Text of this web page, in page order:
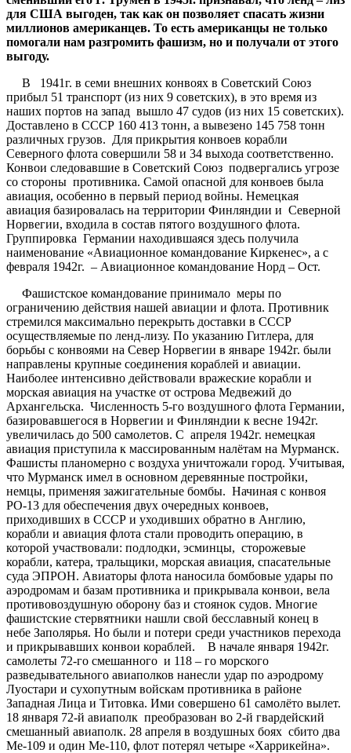
для США выгоден, так как он позволяет спасать жизни
миллионов американцев. То есть американцы не только
помогали нам разгромить фашизм, но и получали от этого
выгоду.
В 1941г. в семи внешних конвоях в Советский Союз
прибыл 51 транспорт (из них 9 советских), в это время из
наших портов на запад вышло 47 судов (из них 15 советских).
Доставлено в СССР 160 413 тонн, а вывезено 145 758 тонн
различных грузов. Для прикрытия конвоев корабли
Северного флота совершили 58 и 34 выхода соответственно.
Конвои следовавшие в Советский Союз подвергались угрозе
со стороны противника. Самой опасной для конвоев была
авиация, особенно в первый период войны. Немецкая
авиация базировалась на территории Финляндии и Северной
Норвегии, входила в состав пятого воздушного флота.
Группировка Германии находившаяся здесь получила
наименование «Авиационное командование Киркенес», а с
февраля 1942г. – Авиационное командование Норд – Ост.
Фашистское командование принимало меры по
ограничению действия нашей авиации и флота. Противник
стремился максимально перекрыть доставки в СССР
осуществляемые по ленд-лизу. По указанию Гитлера, для
борьбы с конвоями на Север Норвегии в январе 1942г. были
направлены крупные соединения кораблей и авиации.
Наиболее интенсивно действовали вражеские корабли и
морская авиация на участке от острова Медвежий до
Архангельска. Численность 5-го воздушного флота Германии,
базировавшегося в Норвегии и Финляндии к весне 1942г.
увеличилась до 500 самолетов. С апреля 1942г. немецкая
авиация приступила к массированным налётам на Мурманск.
Фашисты планомерно с воздуха уничтожали город. Учитывая,
что Мурманск имел в основном деревянные постройки,
немцы, применяя зажигательные бомбы. Начиная с конвоя
РО-13 для обеспечения двух очередных конвоев,
приходивших в СССР и уходивших обратно в Англию,
корабли и авиация флота стали проводить операцию, в
которой участвовали: подлодки, эсминцы, сторожевые
корабли, катера, тральщики, морская авиация, спасательные
суда ЭПРОН. Авиаторы флота наносила бомбовые удары по
аэродромам и базам противника и прикрывала конвои, вела
противовоздушную оборону баз и стоянок судов. Многие
фашистские стервятники нашли свой бесславный конец в
небе Заполярья. Но были и потери среди участников перехода
и прикрывавших конвои кораблей. В начале января 1942г.
самолеты 72-го смешанного и 118 – го морского
разведывательного авиаполков нанесли удар по аэродрому
Луостари и сухопутным войскам противника в районе
Западная Лица и Титовка. Ими совершено 61 самолёто вылет.
18 января 72-й авиаполк преобразован во 2-й гвардейский
смешанный авиаполк. 28 апреля в воздушных боях сбито два
Ме-109 и один Ме-110, флот потерял четыре «Харрикейна».